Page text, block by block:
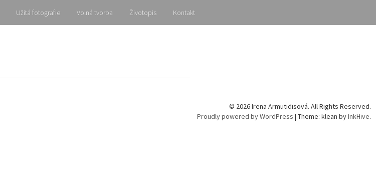
Užitá fotografie Volná tvorba Životopis Kontakt
© 2026 Irena Armutidisová. All Rights Reserved.
Proudly powered by WordPress | Theme: klean byInkHive.